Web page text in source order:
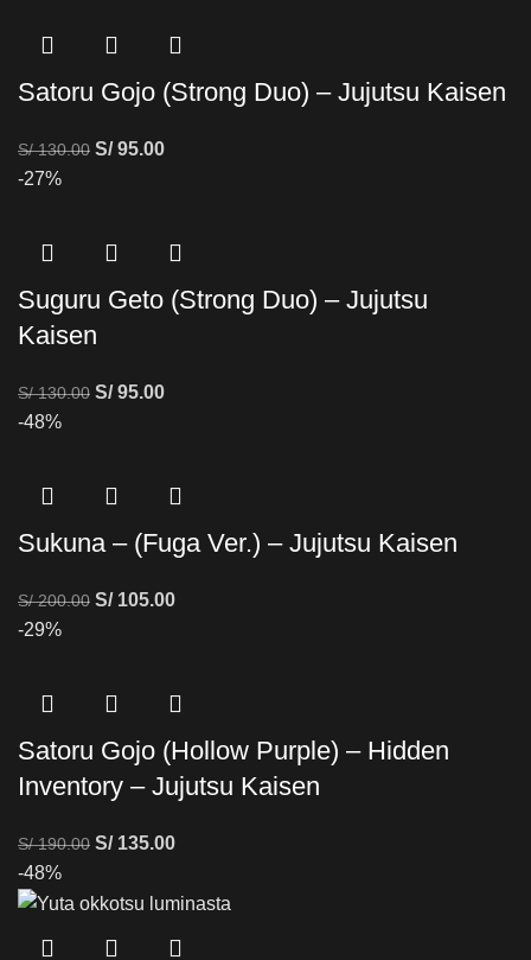
Satoru Gojo (Strong Duo) – Jujutsu Kaisen
S/130.00 S/95.00
-27%
Suguru Geto (Strong Duo) – Jujutsu
Kaisen
S/130.00 S/95.00
-48%
Sukuna – (Fuga Ver.) – Jujutsu Kaisen
S/200.00 S/105.00
-29%
Satoru Gojo (Hollow Purple) – Hidden
Inventory – Jujutsu Kaisen
S/190.00 S/135.00
-48%